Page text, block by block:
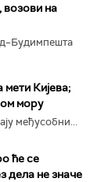
возови на
мети Кијева;
мору
међусобни...
ће се
дела не значе